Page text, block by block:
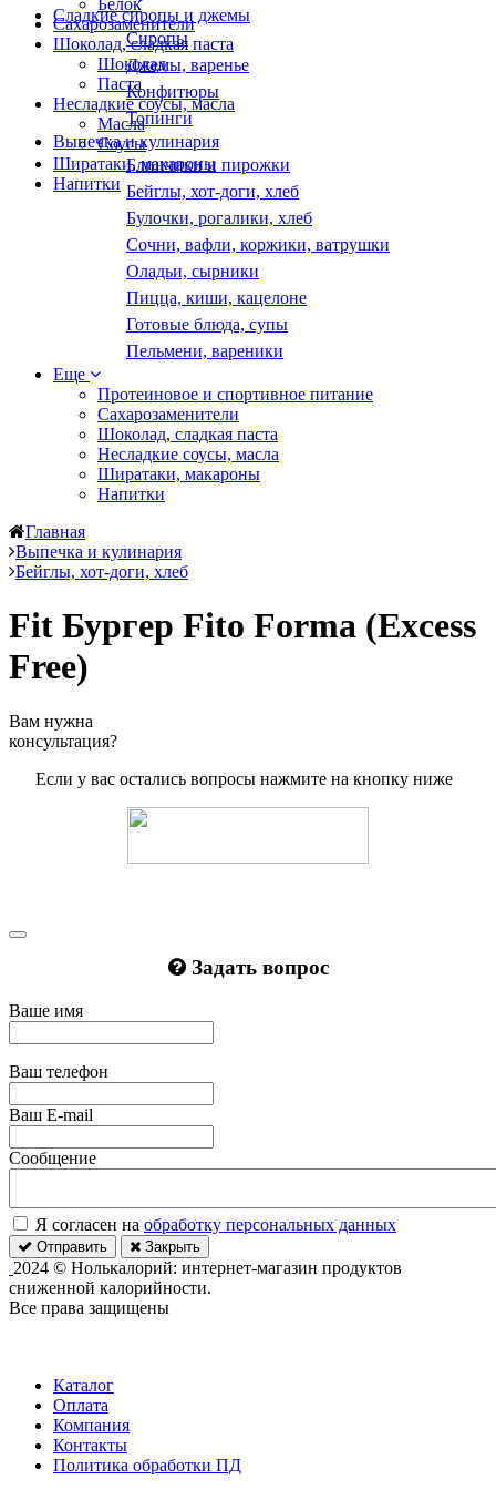
Белок
Сахарозаменители
Шоколад, сладкая паста
Шоколад
Паста
Несладкие соусы, масла
Масла
Соусы
Ширатаки, макароны
Напитки
Сладкие сиропы и джемы
Сиропы
Джемы, варенье
Конфитюры
Топинги
Выпечка и кулинария
Блинчики и пирожки
Бейглы, хот-доги, хлеб
Булочки, рогалики, хлеб
Сочни, вафли, коржики, ватрушки
Оладьи, сырники
Пицца, киши, кацелоне
Готовые блюда, супы
Пельмени, вареники
Еще
Протеиновое и спортивное питание
Сахарозаменители
Шоколад, сладкая паста
Несладкие соусы, масла
Ширатаки, макароны
Напитки
Главная
Выпечка и кулинария
Бейглы, хот-доги, хлеб
Fit Бургер Fito Forma (Excess
Free)
Вам нужна
консультация?
Если у вас остались вопросы нажмите на кнопку ниже
Задать вопрос
Ваше имя
Ваш телефон
Ваш E-mail
Сообщение
Я согласен на обработку персональных данных
Отправить Закрыть
2024 © Нолькалорий: интернет-магазин продуктов
сниженной калорийности.
Все права защищены
Каталог
Оплата
Компания
Контакты
Политика обработки ПД